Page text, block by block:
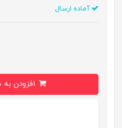
آماده ارسال